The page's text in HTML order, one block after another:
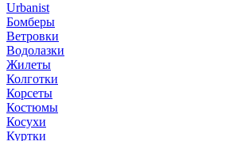
Urbanist
Бомберы
Ветровки
Водолазки
Жилеты
Колготки
Корсеты
Костюмы
Косухи
Куртки